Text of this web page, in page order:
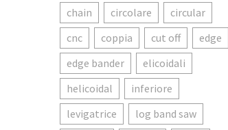
chain
circolare
circular
cnc
coppia cut off
edge
edge bander
elicoidali
helicoidal
inferiore
levigatrice
log band saw